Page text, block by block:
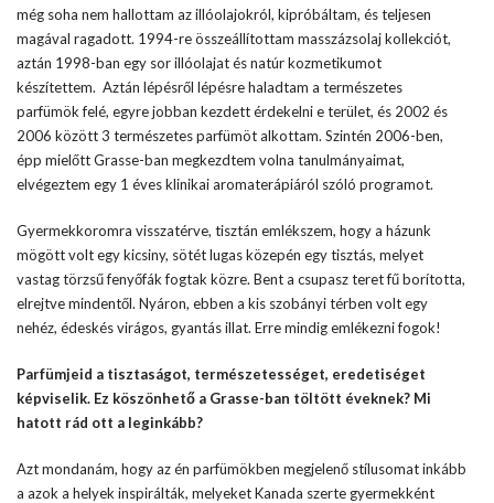
még soha nem hallottam az illóolajokról, kipróbáltam, és teljesen
magával ragadott. 1994-re összeállítottam masszázsolaj kollekciót,
aztán 1998-ban egy sor illóolajat és natúr kozmetikumot
készítettem. Aztán lépésről lépésre haladtam a természetes
parfümök felé, egyre jobban kezdett érdekelni e terület, és 2002 és
2006 között 3 természetes parfümöt alkottam. Szintén 2006-ben,
épp mielőtt Grasse-ban megkezdtem volna tanulmányaimat,
elvégeztem egy 1 éves klinikai aromaterápiáról szóló programot.
Gyermekkoromra visszatérve, tisztán emlékszem, hogy a házunk
mögött volt egy kicsiny, sötét lugas közepén egy tisztás, melyet
vastag törzsű fenyőfák fogtak közre. Bent a csupasz teret fű borította,
elrejtve mindentől. Nyáron, ebben a kis szobányi térben volt egy
nehéz, édeskés virágos, gyantás illat. Erre mindig emlékezni fogok!
Parfümjeid a tisztaságot, természetességet, eredetiséget
képviselik. Ez köszönhető a Grasse-ban töltött éveknek? Mi
hatott rád ott a leginkább?
Azt mondanám, hogy az én parfümökben megjelenő stílusomat inkább
a azok a helyek inspirálták, melyeket Kanada szerte gyermekként